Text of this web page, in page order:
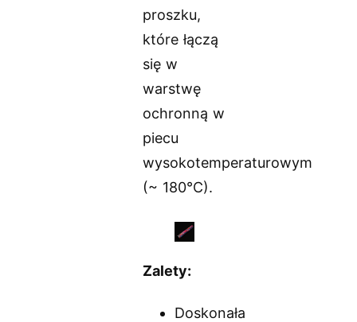
proszku,
które łączą
się w
warstwę
ochronną w
piecu
wysokotemperaturowym
(~ 180°C).
Zalety:
Doskonała